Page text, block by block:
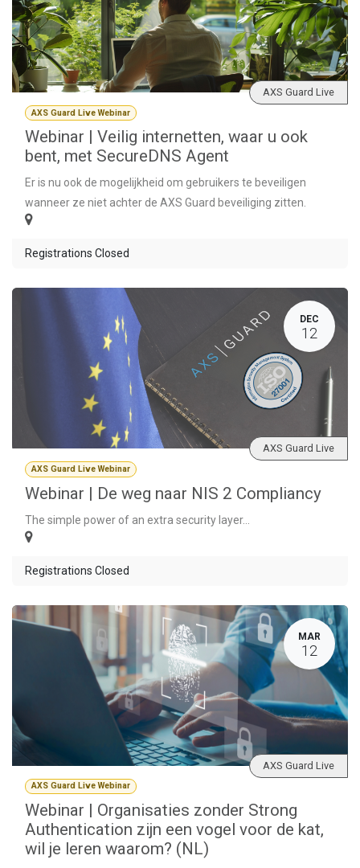
AXS Guard Live Webinar
Webinar | Veilig internetten, waar u ook
bent, met SecureDNS Agent
Er is nu ook de mogelijkheid om gebruikers te beveiligen
wanneer ze niet achter de AXS Guard beveiliging zitten.
AXS Guard Live
Registrations Closed
DEC
12
AXS Guard Live Webinar
Webinar | De weg naar NIS 2 Compliancy
The simple power of an extra security layer...
AXS Guard Live
Registrations Closed
MAR
12
AXS Guard Live Webinar
Webinar | Organisaties zonder Strong
Authentication zijn een vogel voor de kat,
wil je leren waarom? (NL)
AXS Guard Live